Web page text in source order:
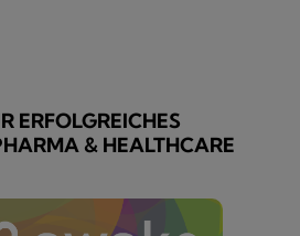
ERFOLGREICHES
& HEALTHCARE